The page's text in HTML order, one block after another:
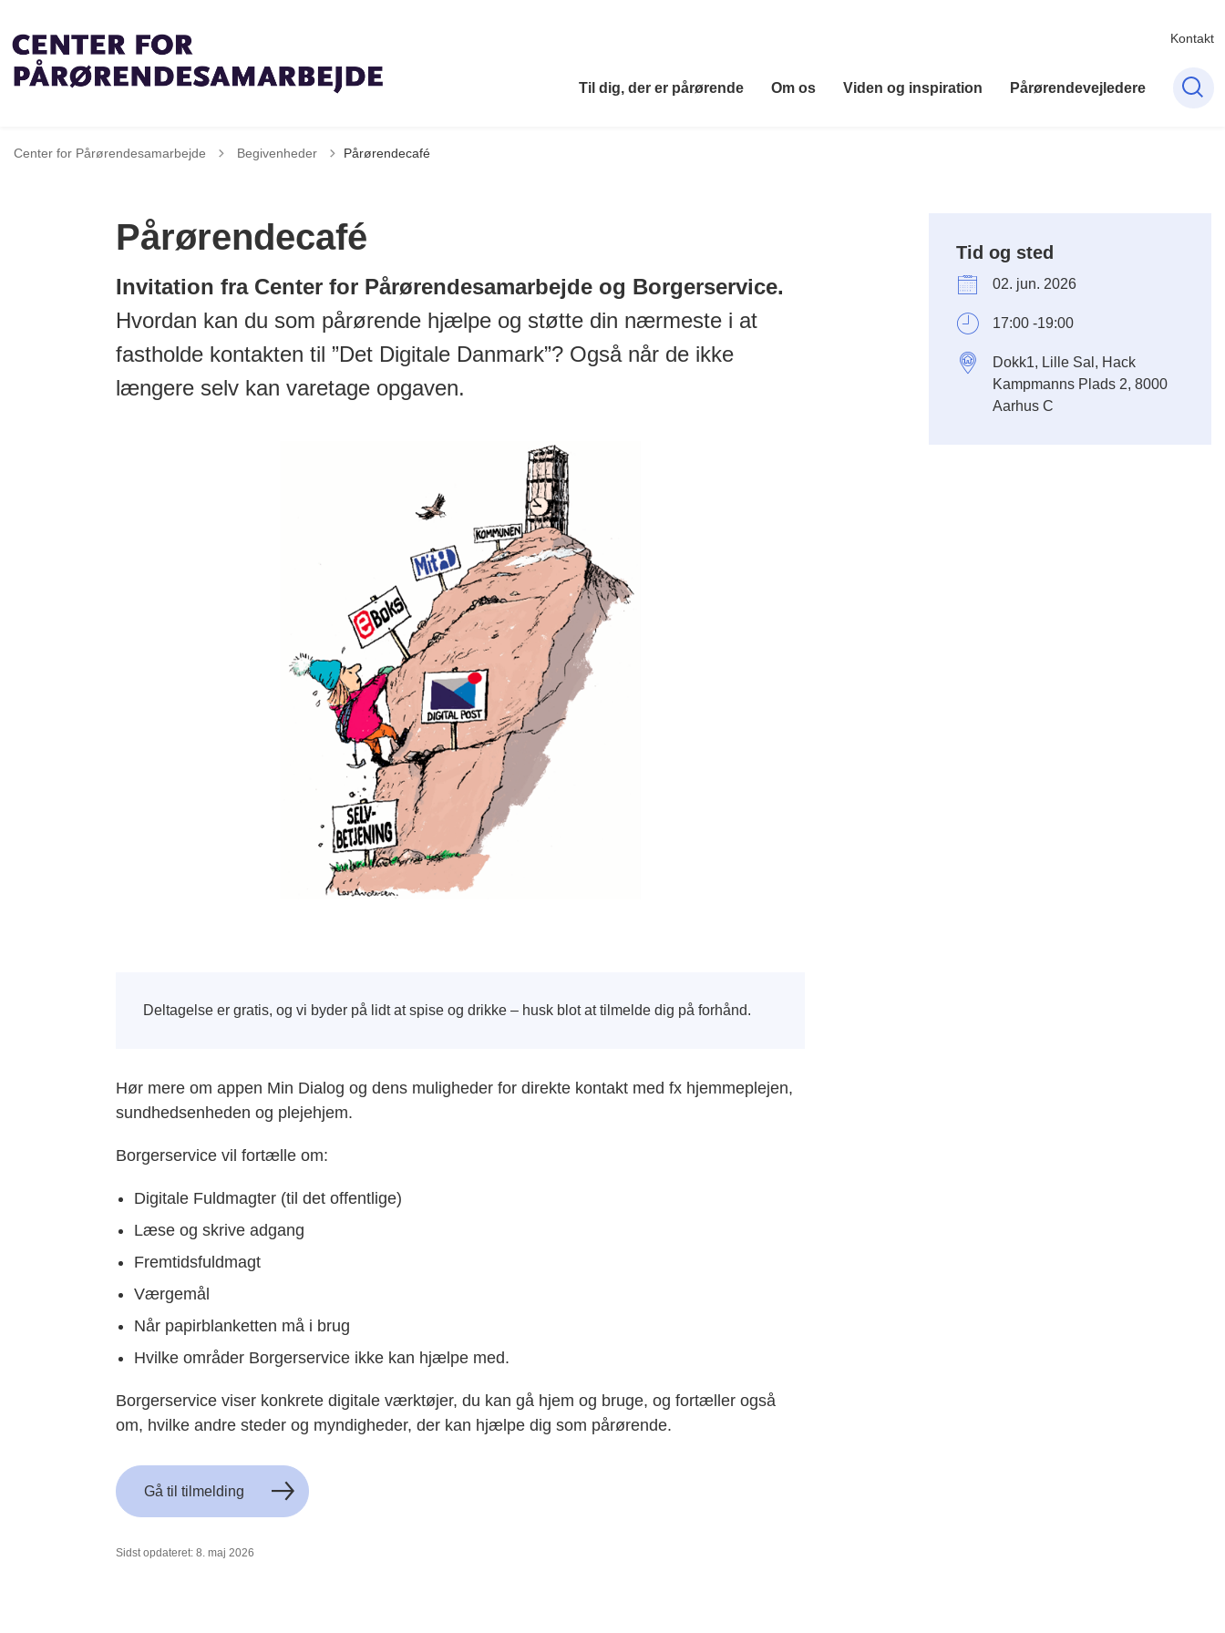
Kontakt
Til dig, der er pårørende Om os Viden og inspiration Pårørendevejledere
Center for Pårørendesamarbejde Tilbage til
Begivenheder Pårørendecafé
Pårørendecafé
Invitation fra Center for Pårørendesamarbejde og Borgerservice.
Hvordan kan du som pårørende hjælpe og støtte din nærmeste i at
fastholde kontakten til ”Det Digitale Danmark”? Også når de ikke
længere selv kan varetage opgaven.
Deltagelse er gratis, og vi byder på lidt at spise og drikke – husk blot at tilmelde dig på forhånd.
Hør mere om appen Min Dialog og dens muligheder for direkte kontakt med fx hjemmeplejen,
sundhedsenheden og plejehjem.
Borgerservice vil fortælle om:
Digitale Fuldmagter (til det offentlige)
Læse og skrive adgang
Fremtidsfuldmagt
Værgemål
Når papirblanketten må i brug
Hvilke områder Borgerservice ikke kan hjælpe med.
Borgerservice viser konkrete digitale værktøjer, du kan gå hjem og bruge, og fortæller også
om, hvilke andre steder og myndigheder, der kan hjælpe dig som pårørende.
Gå til tilmelding
Tid og sted
02. jun. 2026
17:00 -19:00
Dokk1, Lille Sal, Hack
Kampmanns Plads 2, 8000
Aarhus C
Sidst opdateret: 8. maj 2026